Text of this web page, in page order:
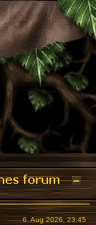
6. Aug 2026, 23:45